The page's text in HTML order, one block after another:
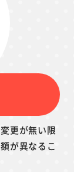
更が無い限
が異なるこ